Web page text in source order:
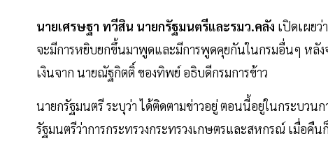
นายเศรษฐา ทวีสิน นายกรัฐมนตรีและรมว.คลัง เปิดเผย
จะมีการหยิบยกขึ้นมาพูดและมีการพูดคุยกันในกรมอื่นๆ หลัง
เงินจาก นายณัฐกิตติ์ ของทิพย์ อธิบดีกรมการข้าว
นายกรัฐมนตรี ระบุว่า ได้ติดตามข่าวอยู่ ตอนนี้อยู่ในกระบวน
รัฐมนตรีว่าการกระทรวงกระทรวงเกษตรและสหกรณ์ เมื่อคื